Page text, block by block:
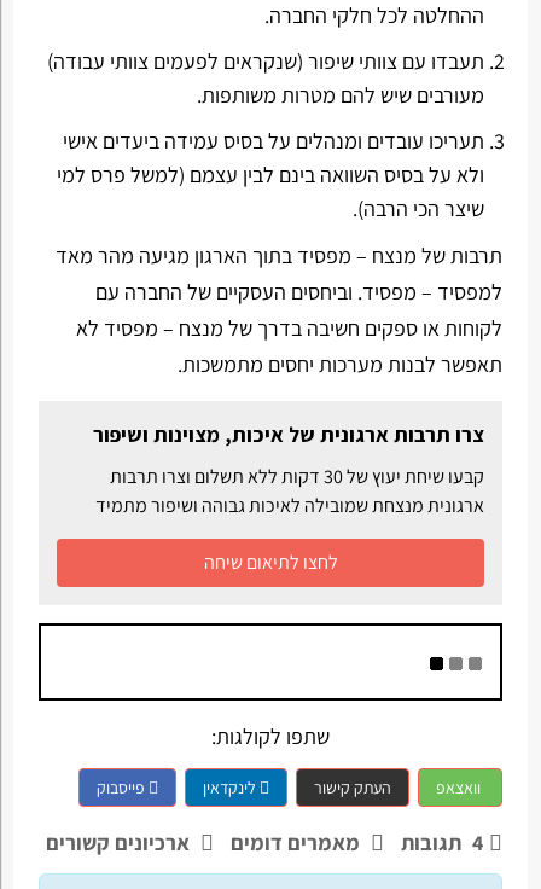
ההחלטה לכל חלקי החברה.
תעבדו עם צוותי שיפור (שנקראים לפעמים צוותי עבודה)
מעורבים שיש להם מטרות משותפות.
תעריכו עובדים ומנהלים על בסיס עמידה ביעדים אישי
ולא על בסיס השוואה בינם לבין עצמם (למשל פרס למי
שיצר הכי הרבה).
תרבות של מנצח – מפסיד בתוך הארגון מגיעה מהר מאד
למפסיד – מפסיד. וביחסים העסקיים של החברה עם
לקוחות או ספקים חשיבה בדרך של מנצח – מפסיד לא
תאפשר לבנות מערכות יחסים מתמשכות.
צרו תרבות ארגונית של איכות, מצוינות ושיפור
קבעו שיחת יעוץ של 30 דקות ללא תשלום וצרו תרבות
ארגונית מנצחת שמובילה לאיכות גבוהה ושיפור מתמיד
לחצו לתיאום שיחה
שתפו לקולגות:
וואצאפ העתק קישור לינקדאין פייסבוק
4 תגובות מאמרים דומים ארכיונים קשורים